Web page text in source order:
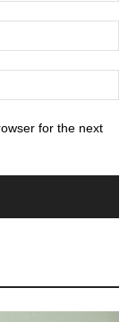
for the next